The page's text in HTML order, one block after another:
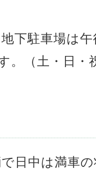
下駐車場は
。（土・日・
日中は満車